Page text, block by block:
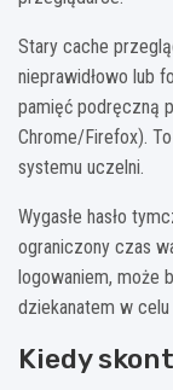
Stary cache
nieprawidłowo lub
pamięć podręczną
Chrome/Firefox).
systemu uczelni.
Wygasłe hasło
ograniczony czas
logowaniem, może
dziekanatem w
Kiedy